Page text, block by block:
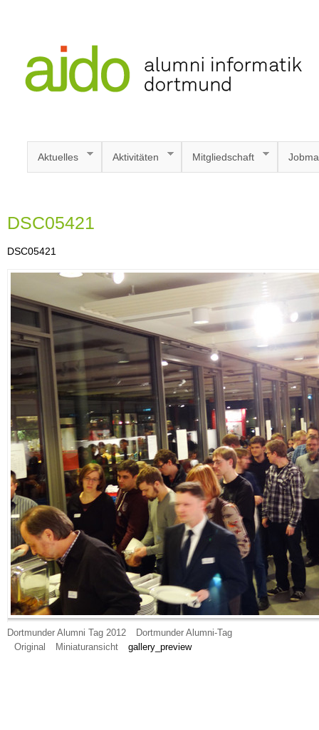
Aktuelles Aktivitäten Mitgliedschaft
DSC05421
DSC05421
Dortmunder Alumni Tag 2012
Dortmunder Alumni-Tag
Original
Miniaturansicht gallery_preview